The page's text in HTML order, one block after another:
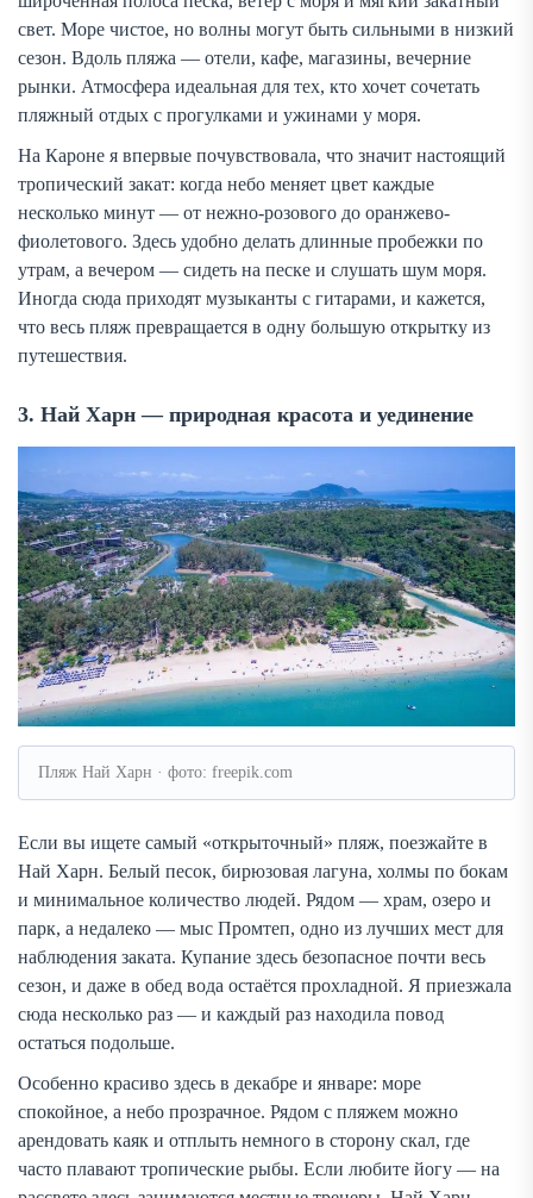
свет. Море чистое, но волны могут быть сильными в низкий
сезон. Вдоль пляжа — отели, кафе, магазины, вечерние
рынки. Атмосфера идеальная для тех, кто хочет сочетать
пляжный отдых с прогулками и ужинами у моря.
На Кароне я впервые почувствовала, что значит настоящий
тропический закат: когда небо меняет цвет каждые
несколько минут — от нежно-розового до оранжево-
фиолетового. Здесь удобно делать длинные пробежки по
утрам, а вечером — сидеть на песке и слушать шум моря.
Иногда сюда приходят музыканты с гитарами, и кажется,
что весь пляж превращается в одну большую открытку из
путешествия.
3. Най Харн — природная красота и уединение
Пляж Най Харн · фото: freepik.com
Если вы ищете самый «открыточный» пляж, поезжайте в
Най Харн. Белый песок, бирюзовая лагуна, холмы по бокам
и минимальное количество людей. Рядом — храм, озеро и
парк, а недалеко — мыс Промтеп, одно из лучших мест для
наблюдения заката. Купание здесь безопасное почти весь
сезон, и даже в обед вода остаётся прохладной. Я приезжала
сюда несколько раз — и каждый раз находила повод
остаться подольше.
Особенно красиво здесь в декабре и январе: море
спокойное, а небо прозрачное. Рядом с пляжем можно
арендовать каяк и отплыть немного в сторону скал, где
часто плавают тропические рыбы. Если любите йогу — на